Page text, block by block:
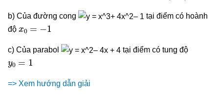
b) Của đường cong
tại điểm có hoành
độ
c) Của parabol tại điểm có tung độ
=> Xem hướng dẫn giải